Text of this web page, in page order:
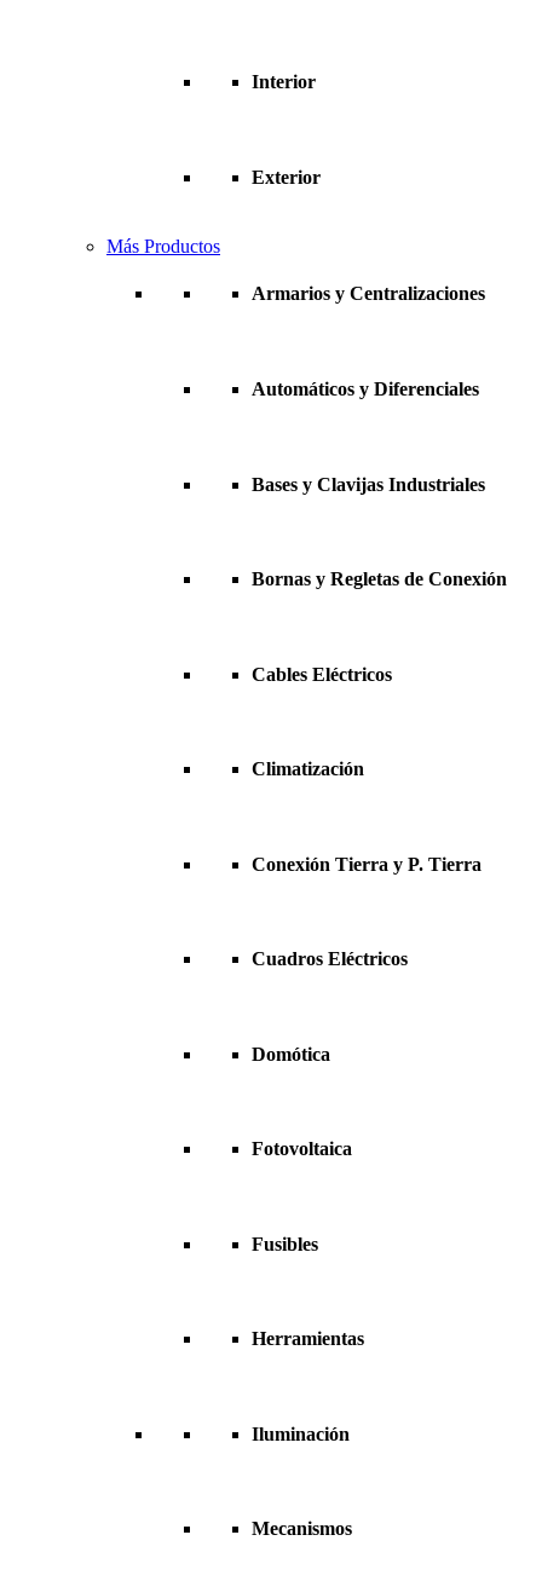
Interior
Exterior
Más Productos
Armarios y Centralizaciones
Automáticos y Diferenciales
Bases y Clavijas Industriales
Bornas y Regletas de Conexión
Cables Eléctricos
Climatización
Conexión Tierra y P. Tierra
Cuadros Eléctricos
Domótica
Fotovoltaica
Fusibles
Herramientas
Iluminación
Mecanismos